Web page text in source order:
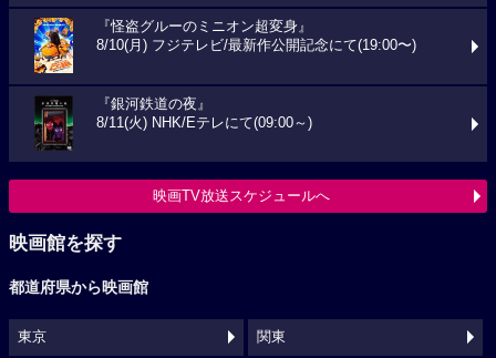
『怪盗グルーのミニオン超変身』
8/10(月) フジテレビ/最新作公開記念にて(19:00〜)
『銀河鉄道の夜』
8/11(火) NHK/Eテレにて(09:00～)
映画TV放送スケジュールへ
映画館を探す
都道府県から映画館
東京 関東